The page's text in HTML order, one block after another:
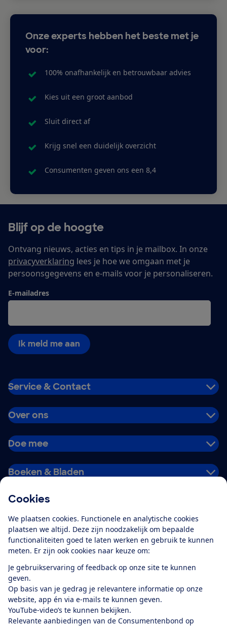
Cookies
We plaatsen cookies. Functionele en analytische cookies
plaatsen we altijd. Deze zijn noodzakelijk om bepaalde
functionaliteiten goed te laten werken en gebruik te kunnen
meten. Er zijn ook cookies naar keuze om:
Je gebruikservaring of feedback op onze site te kunnen
geven.
Op basis van je gedrag je relevantere informatie op onze
website, app én via e-mails te kunnen geven.
YouTube-video’s te kunnen bekijken.
Relevante aanbiedingen van de Consumentenbond op
Onze experts hebben het beste met je
voor:
100% onafhankelijk en betrouwbaar advies
Kies uit een groot aanbod
Sluit direct af
Krijg snel een duidelijk overzicht
Consumenten geven ons een 8,4
Blijf op de hoogte
Ontvang nieuws, acties en tips in je mailbox. In onze
privacyverklaring lees je hoe we omgaan met je
persoonsgegevens en e-mails voor je personaliseren.
E-mailadres
Ik meld me aan
Service & Contact
Over ons
Doe mee
Boeken & Bladen
Alles over de
app
Algemene Voorwaarden
Privacyverklaring
Cookiebeleid
Privacyvoorkeuren